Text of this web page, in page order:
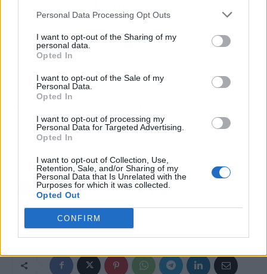
Personal Data Processing Opt Outs
I want to opt-out of the Sharing of my
personal data.
Opted In
I want to opt-out of the Sale of my
Personal Data.
Opted In
I want to opt-out of processing my
Personal Data for Targeted Advertising.
Opted In
I want to opt-out of Collection, Use,
Retention, Sale, and/or Sharing of my
Personal Data that Is Unrelated with the
Purposes for which it was collected.
Opted Out
CONFIRM
Tiempo total: 25 minutos (10 de preparación y
15 de cocción). Nivel de dificultad: fácil. El
secreto está en no saltarse el paso de aplastar la
carne con papel de horno para que quede
uniforme y los bordes sellen bien. Un extra: si
tienes costra de parmesano rallado,
espolvoréala encima justo al sacarlos del
cestillo.
Artículo anterior
KSI deja The Sidemen
tras 13 años: el anuncio
que ha roto YouTube
Artículo siguiente
Casita' que juntó a Los